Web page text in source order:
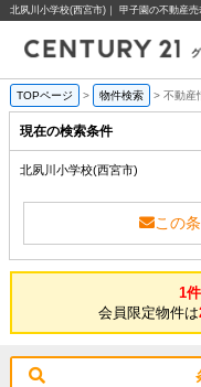
北夙川小学校(西宮市)｜ 甲子園の不動産
TOPページ > 物件検索 > 不動産
現在の検索条件
北夙川小学校(西宮市)
この
1件
会員限定物件は